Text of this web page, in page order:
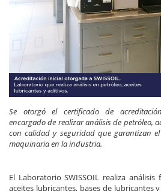
Se otorgó el certificado de
encargado de realizar análisis de petróleo,
con calidad y seguridad que garantizan
maquinaria en la industria.
El Laboratorio SWISSOIL realiza
aceites lubricantes, bases de lubricantes